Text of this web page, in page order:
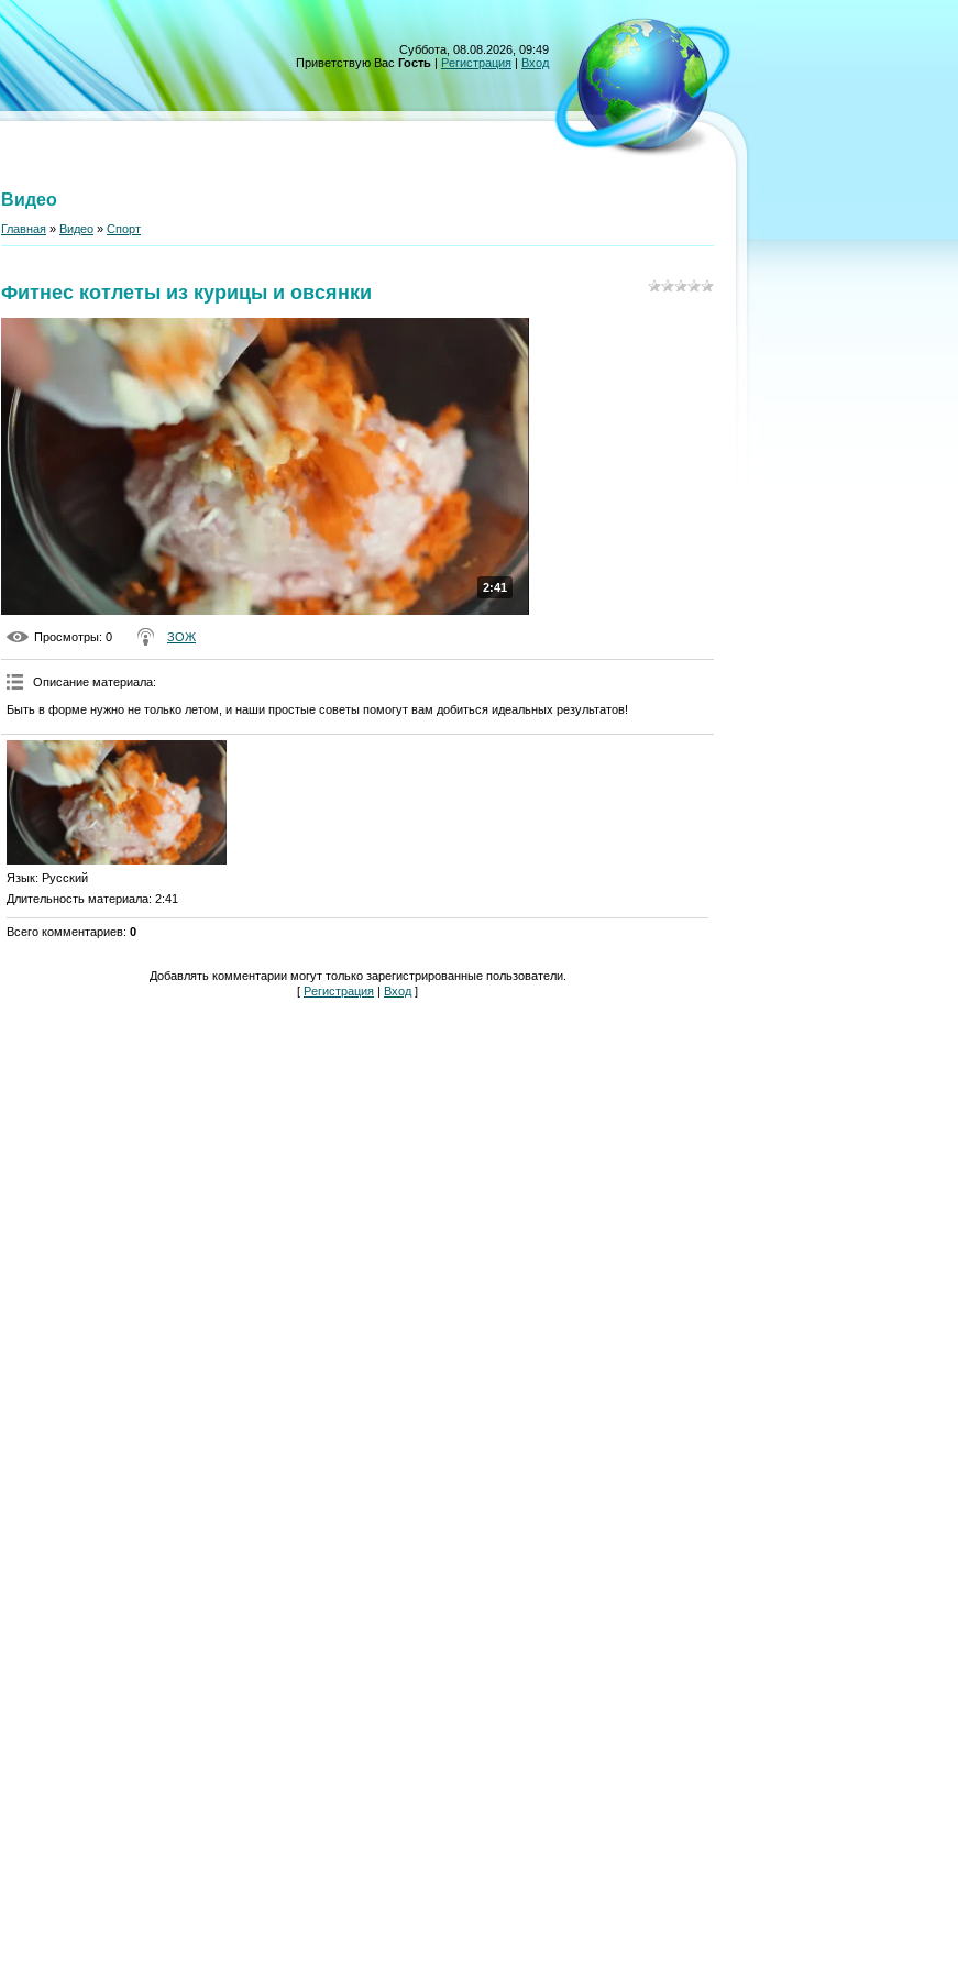
Суббота, 08.08.2026, 09:49
Приветствую Вас Гость | Регистрация | Вход
Видео
Главная » Видео » Спорт
Фитнес котлеты из курицы и овсянки
2:41
Просмотры: 0 ЗОЖ
Описание материала:
Быть в форме нужно не только летом, и наши простые советы помогут вам добиться идеальных результатов!
Язык: Русский
Длительность материала: 2:41
Всего комментариев: 0
Добавлять комментарии могут только зарегистрированные пользователи.
[ Регистрация | Вход ]